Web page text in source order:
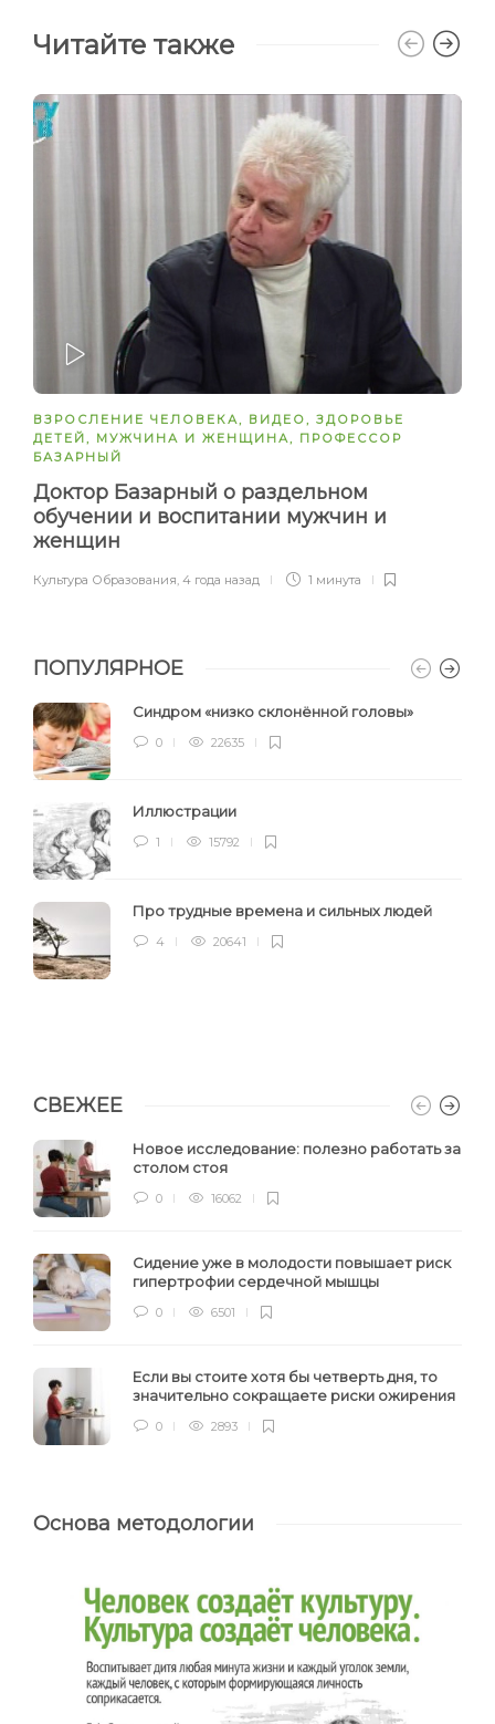
Читайте также
ЗАПУСТИТЬ
ВЗРОСЛЕНИЕ ЧЕЛОВЕКА, ВИДЕО, ЗДОРОВЬЕ
ДЕТЕЙ, МУЖЧИНА И ЖЕНЩИНА, ПРОФЕССОР
БАЗАРНЫЙ
Доктор Базарный о раздельном
обучении и воспитании мужчин и
женщин
Культура Образования, 4 года назад 1 минута
ПОПУЛЯРНОЕ
Синдром «низко склонённой головы»
0 22635
Иллюстрации
1 15792
Про трудные времена и сильных людей
4 20641
СВЕЖЕЕ
Новое исследование: полезно работать за
столом стоя
0 16062
Сидение уже в молодости повышает риск
гипертрофии сердечной мышцы
0 6501
Если вы стоите хотя бы четверть дня, то
значительно сокращаете риски ожирения
0 2893
Основа методологии